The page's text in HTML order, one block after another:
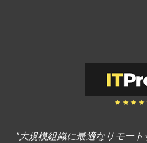
"大規模組織に最適なリモー